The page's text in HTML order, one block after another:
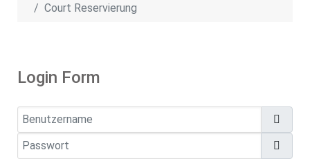
Court Reservierung
Login Form
Benutzername
Passwort